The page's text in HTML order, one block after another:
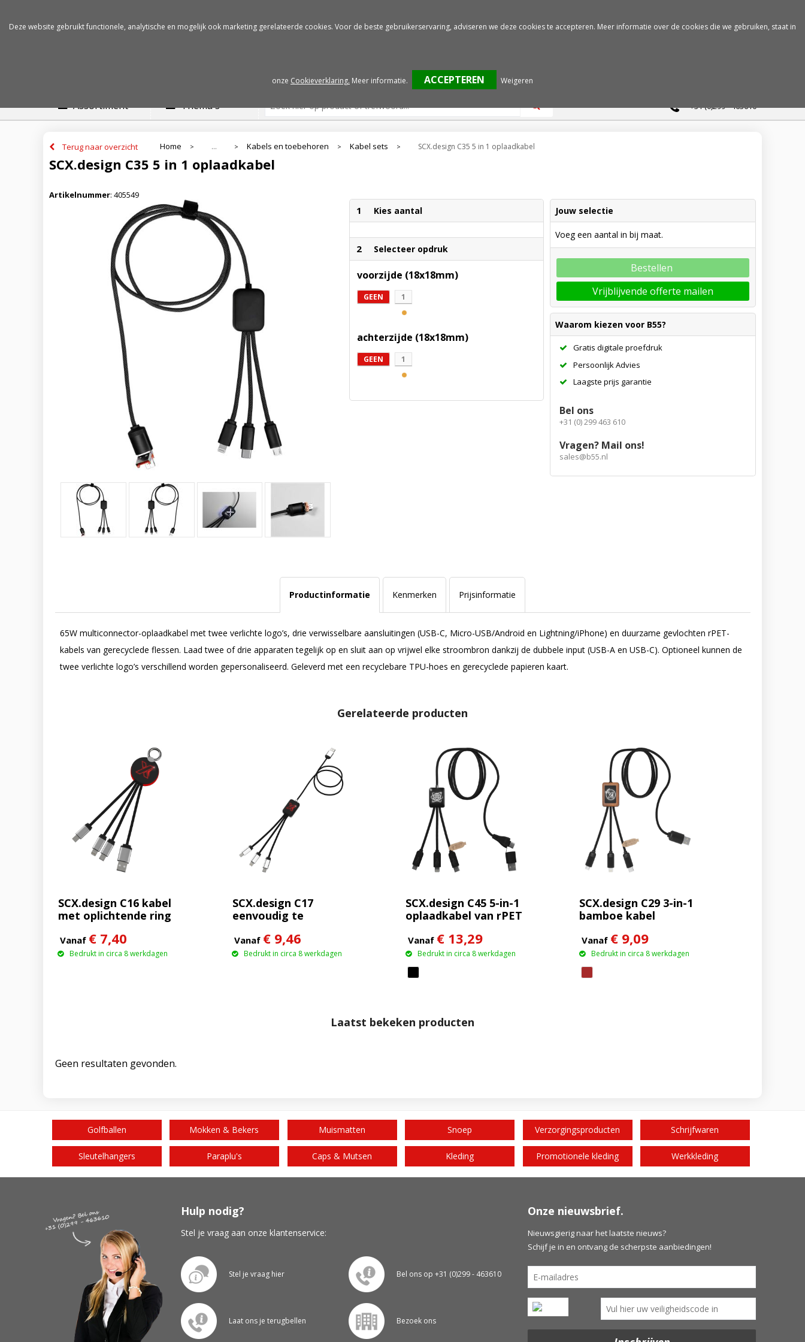
Assortiment Thema's +31 (0)299 - 463610
Terug naar overzicht Home > ... > Kabels en toebehoren > Kabel sets > SCX.design C35 5 in 1 oplaadkabel
SCX.design C35 5 in 1 oplaadkabel
Artikelnummer: 405549
1 Kies aantal
2 Selecteer opdruk
voorzijde (18x18mm)
GEEN 1
achterzijde (18x18mm)
GEEN 1
Jouw selectie
Voeg een aantal in bij maat.
Bestellen
Vrijblijvende offerte mailen
Waarom kiezen voor B55?
Gratis digitale proefdruk
Persoonlijk Advies
Laagste prijs garantie
Bel ons
+31 (0) 299 463 610
Vragen? Mail ons!
sales@b55.nl
Productinformatie Kenmerken Prijsinformatie
65W multiconnector-oplaadkabel met twee verlichte logo’s, drie verwisselbare aansluitingen (USB-C, Micro-USB/Android en Lightning/iPhone) en duurzame gevlochten rPET-
kabels van gerecyclede flessen. Laad twee of drie apparaten tegelijk op en sluit aan op vrijwel elke stroombron dankzij de dubbele input (USB-A en USB-C). Optioneel kunnen de
twee verlichte logo’s verschillend worden gepersonaliseerd. Geleverd met een recyclebare TPU-hoes en gerecyclede papieren kaart.
Gerelateerde producten
SCX.design C16 kabel
met oplichtende ring
Vanaf € 7,40
Bedrukt in circa 8 werkdagen
SCX.design C17
eenvoudig te
oplichtende kabel
Vanaf € 9,46
Bedrukt in circa 8 werkdagen
SCX.design C45 5-in-1
oplaadkabel van rPET
gegevensoverdracht
Vanaf € 13,29
Bedrukt in circa 8 werkdagen
SCX.design C29 3-in-1
bamboe kabel
Vanaf € 9,09
Bedrukt in circa 8 werkdagen
Laatst bekeken producten
Geen resultaten gevonden.
Golfballen Mokken & Bekers Muismatten Snoep Verzorgingsproducten Schrijfwaren
Sleutelhangers Paraplu's Caps & Mutsen Kleding Promotionele kleding Werkkleding
Hulp nodig?
Stel je vraag aan onze klantenservice:
Stel je vraag hier Bel ons op +31 (0)299 - 463610
Laat ons je terugbellen Bezoek ons
Onze nieuwsbrief.
Nieuwsgierig naar het laatste nieuws?
Schijf je in en ontvang de scherpste aanbiedingen!
Deze website gebruikt functionele, analytische en mogelijk ook marketing gerelateerde cookies. Voor de beste gebruikerservaring, adviseren we deze cookies te accepteren. Meer informatie over de cookies die we gebruiken, staat in
onze Cookieverklaring. Meer informatie. Weigeren